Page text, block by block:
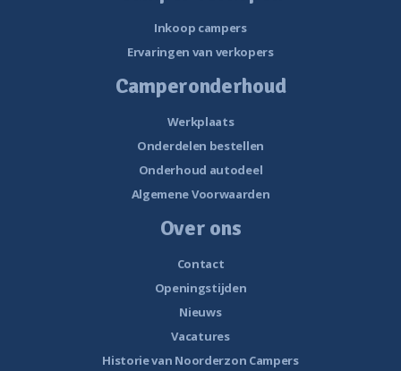
Inkoop campers
Ervaringen van verkopers
Camperonderhoud
Werkplaats
Onderdelen bestellen
Onderhoud autodeel
Algemene Voorwaarden
Over ons
Contact
Openingstijden
Nieuws
Vacatures
Historie van Noorderzon Campers